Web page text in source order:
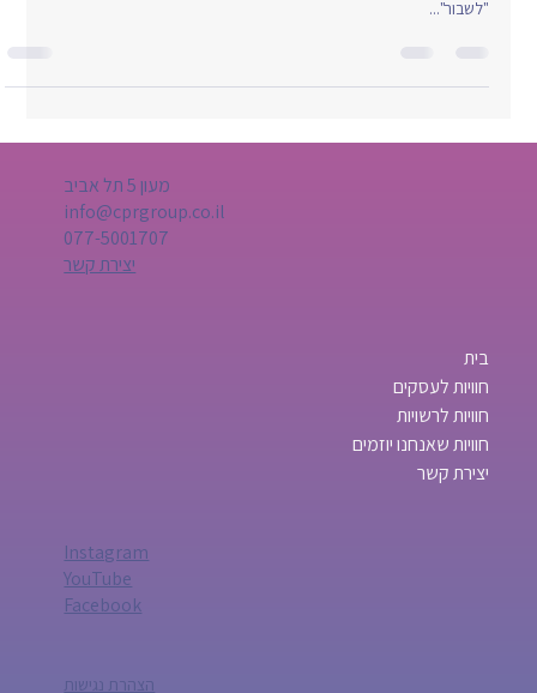
"לשבור"...
מעון 5 תל אביב
info@cprgroup.co.il
077-5001707
יצירת קשר
בית
חוויות לעסקים
חוויות לרשויות
חוויות שאנחנו יוזמים
יצירת קשר
Instagram
YouTube
Facebook
הצהרת נגישות